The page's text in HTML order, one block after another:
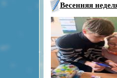
Весенняя